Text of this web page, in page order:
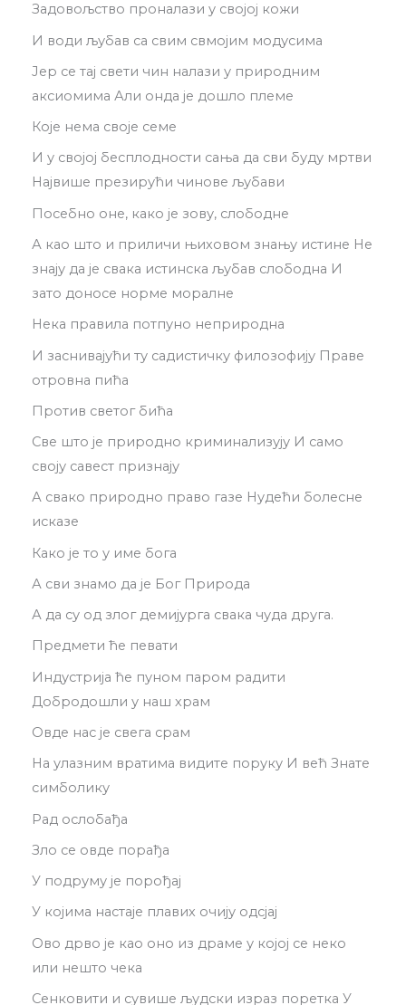
Задовољство проналази у својој кожи
И води љубав са свим свмојим модусима
Јер се тај свети чин налази у природним
аксиомима Али онда је дошло племе
Које нема своје семе
И у својој бесплодности сања да сви буду мртви
Највише презирући чинове љубави
Посебно оне, како је зову, слободне
А као што и приличи њиховом знању истине Не
знају да је свака истинска љубав слободна И
зато доносе норме моралне
Нека правила потпуно неприродна
И заснивајући ту садистичку филозофију Праве
отровна пића
Против светог бића
Све што је природно криминализују И само
своју савест признају
А свако природно право газе Нудећи болесне
исказе
Како је то у име бога
А сви знамо да је Бог Природа
А да су од злог демијурга свака чуда друга.
Предмети ће певати
Индустрија ће пуном паром радити
Добродошли у наш храм
Овде нас је свега срам
На улазним вратима видите поруку И већ Знате
симболику
Рад ослобађа
Зло се овде порађа
У подруму је порођај
У којима настаје плавих очију одсјај
Ово дрво је као оно из драме у којој се неко
или нешто чека
Сенковити и сувише људски израз поретка У